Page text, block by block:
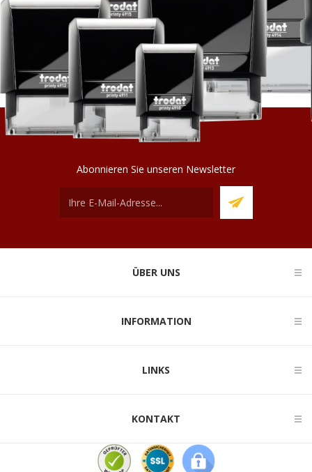
Abonnieren Sie unseren Newsletter
ÜBER UNS
INFORMATION
LINKS
KONTAKT